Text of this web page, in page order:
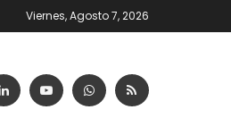
Viernes, Agosto 7, 2026